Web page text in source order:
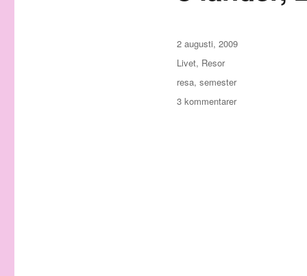
Publicerat
den
2 augusti, 2009
Kategorier
Livet, Resor
Etiketter
resa, semester
3 kommentarertill